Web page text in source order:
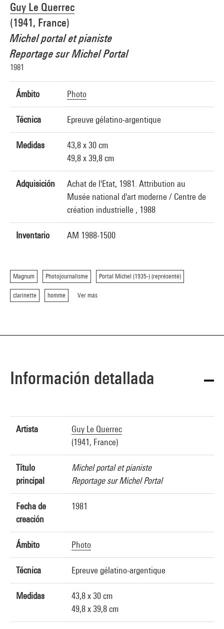
Guy Le Querrec
(1941, France)
Michel portal et pianiste
Reportage sur Michel Portal
1981
Ámbito Photo
Técnica Epreuve gélatino-argentique
Medidas
43,8 x 30 cm
49,8 x 39,8 cm
Adquisición
Achat de l'Etat, 1981. Attribution au
Musée national d'art moderne / Centre de
création industrielle , 1988
Inventario AM 1988-1500
Magnum Photojournalisme Portal Michel (1935-) (représenté)
clarinette homme Ver más
Créditos fotográficos : Centre Pompidou, MNAM-CCI/Philippe Migeat/Dist.
GrandPalaisRmn
Referencia de la imagen : 1A18324 [1989 X 0505]
Información detallada
Artista
Guy Le Querrec
(1941, France)
Título
principal
Michel portal et pianiste
Reportage sur Michel Portal
Fecha de
creación
1981
Ámbito Photo
Técnica Epreuve gélatino-argentique
Medidas
43,8 x 30 cm
49,8 x 39,8 cm